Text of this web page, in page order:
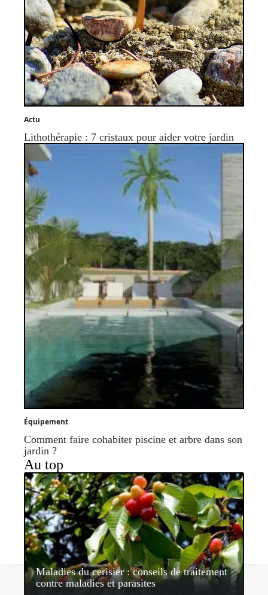
Actu
Lithothérapie : 7 cristaux pour aider votre jardin
Équipement
Comment faire cohabiter piscine et arbre dans son
jardin ?
Au top
Maladies du cerisier : conseils de traitement
contre maladies et parasites
Contact Mentions légales Sitemap